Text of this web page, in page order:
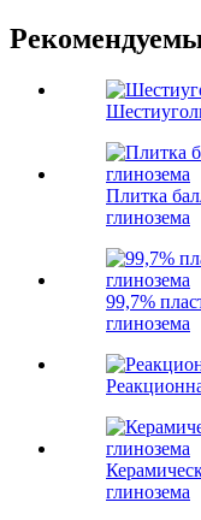
Плитка
глинозема
99,7%
глинозема
глинозема